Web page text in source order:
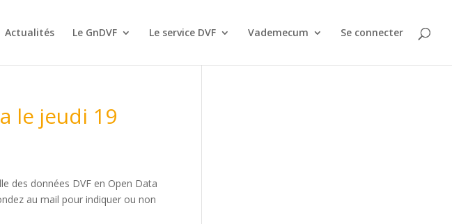
Actualités Le GnDVF Le service DVF Vademecum Se connecter
le jeudi 19
des données DVF en Open Data
au mail pour indiquer ou non